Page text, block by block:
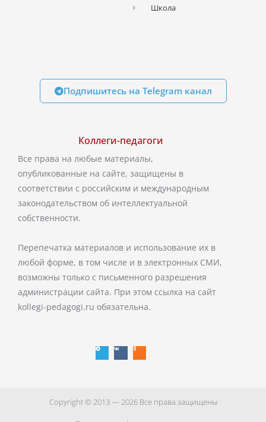
Школа
Подпишитесь на Telegram канал
Коллеги-педагоги
Все права на любые материалы,
опубликованные на сайте, защищены в
соответствии с российским и международным
законодательством об интеллектуальной
собственности.
Перепечатка материалов и использование их в
любой форме, в том числе и в электронных СМИ,
возможны только с письменного разрешения
администрации сайта. При этом ссылка на сайт
kollegi-pedagogi.ru обязательна.
Copyright © 2013 — 2026 Все права защищены